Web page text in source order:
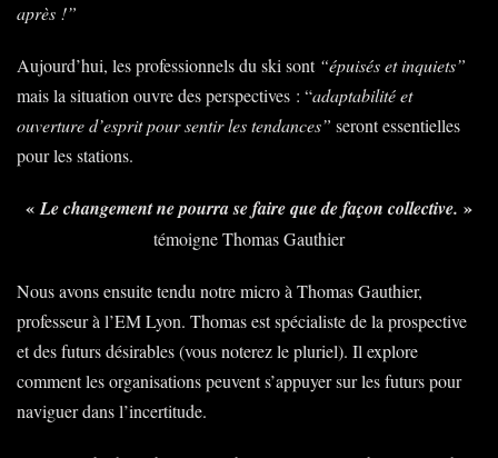
après !”
Aujourd’hui, les professionnels du ski sont “épuisés et inquiets”
mais la situation ouvre des perspectives : “adaptabilité et
ouverture d’esprit pour sentir les tendances” seront essentielles
pour les stations.
«Le changement ne pourra se faire que de façon collective. »
témoigne Thomas Gauthier
Nous avons ensuite tendu notre micro à Thomas Gauthier,
professeur à l’EM Lyon. Thomas est spécialiste de la prospective
et des futurs désirables (vous noterez le pluriel). Il explore
comment les organisations peuvent s’appuyer sur les futurs pour
naviguer dans l’incertitude.